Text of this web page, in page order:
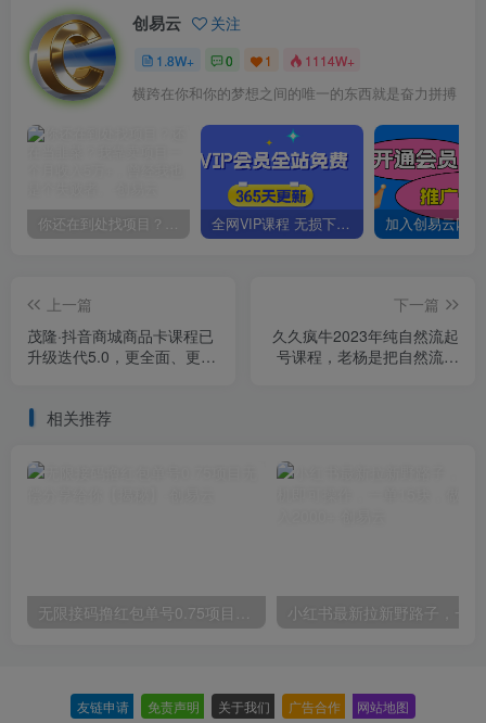
创易云 关注
1.8W+ 0 1 1114W+
横跨在你和你的梦想之间的唯一的东西就是奋力拼搏
你还在到处找项目？还在当韭菜？我靠卖项目一个月收入5万+，曾经我也是个失败者。 全网VIP课程 无损下载~
上一篇
茂隆·抖音商城商品卡课程已
升级迭代5.0，更全面、更清
下一篇
久久疯牛2023年纯自然流起
号课程，老杨是把自然流玩
相关推荐
无限接码撸红包单号0.75项目无偿分享给你【揭秘】
友链申请 免责声明 关于我们 广告合作 网站地图